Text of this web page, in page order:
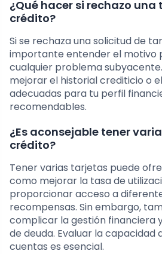
¿Qué hacer si rechazo
crédito?
Si se rechaza una solicitud de
importante entender el motivo
cualquier problema
mejorar el historial crediticio o
adecuadas para tu perfil
recomendables.
¿Es aconsejable tener
crédito?
Tener varias tarjetas puede
como mejorar la tasa de
proporcionar acceso a
recompensas. Sin embargo,
complicar la gestión financiera
de deuda. Evaluar la capacidad
cuentas es esencial.